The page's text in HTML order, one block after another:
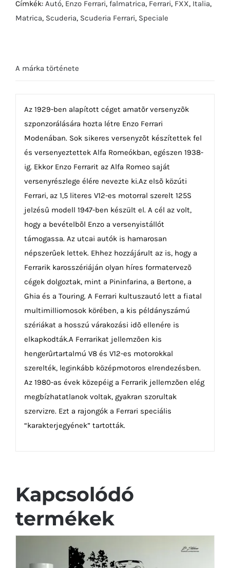
Ferrari
FF
Címkék: Autó, Enzo Ferrari, falmatrica, Ferrari, FXX, Italia,
Matrica, Scuderia, Scuderia Ferrari, Speciale
A márka története
Az 1929-ben alapított céget amatõr versenyzõk
szponzorálására hozta létre Enzo Ferrari
Modenában. Sok sikeres versenyzõt készítettek fel
és versenyeztettek Alfa Romeókban, egészen 1938-
ig. Ekkor Enzo Ferrarit az Alfa Romeo saját
versenyrészlege élére nevezte ki.Az elsõ közúti
Ferrari, az 1,5 literes V12-es motorral szerelt 125S
jelzésû modell 1947-ben készült el. A cél az volt,
hogy a bevételbõl Enzo a versenyistállót
támogassa. Az utcai autók is hamarosan
népszerûek lettek. Ehhez hozzájárult az is, hogy a
Ferrarik karosszériáján olyan híres formatervezõ
cégek dolgoztak, mint a Pininfarina, a Bertone, a
Ghia és a Touring. A Ferrari kultuszautó lett a fiatal
multimilliomosok körében, a kis példányszámú
szériákat a hosszú várakozási idõ ellenére is
elkapkodták.A Ferrarikat jellemzõen kis
hengerûrtartalmú V8 és V12-es motorokkal
szerelték, leginkább középmotoros elrendezésben.
Az 1980-as évek közepéig a Ferrarik jellemzõen elég
megbízhatatlanok voltak, gyakran szorultak
szervizre. Ezt a rajongók a Ferrari speciális
“karakterjegyének” tartották.
Kapcsolódó
termékek